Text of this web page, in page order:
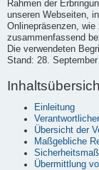
Rahmen der
unseren Webseiten,
Onlinepräsenzen,
zusammenfassend
Die verwendeten
Stand: 28.
Einleitung
Verantwortlicher
Übersicht der
Maßgebliche
Übermittlung